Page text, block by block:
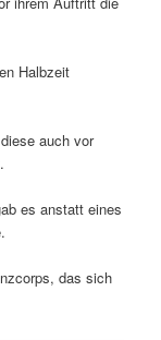
Halbzeit
auch vor
es anstatt eines
das sich